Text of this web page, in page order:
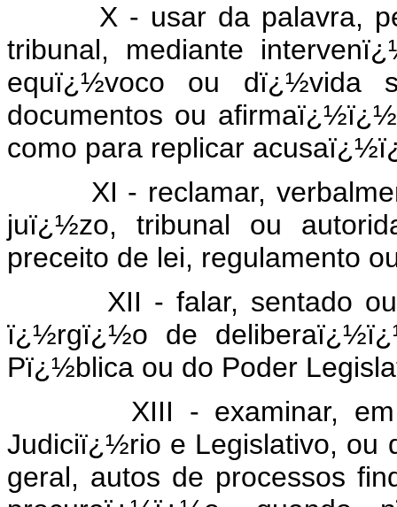
X - usar da palavra,
tribunal, mediante
equï¿½voco ou dï¿½vida
documentos ou
como para replicar
XI - reclamar,
juï¿½zo, tribunal ou
preceito de lei, regulamento
XII - falar, sentado ou
ï¿½rgï¿½o de
Pï¿½blica ou do Poder
XIII - examinar, em
Judiciï¿½rio e Legislativo,
geral, autos de processos